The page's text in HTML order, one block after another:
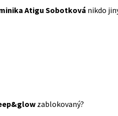
Atigu Sobotková nikdo
zablokovaný?